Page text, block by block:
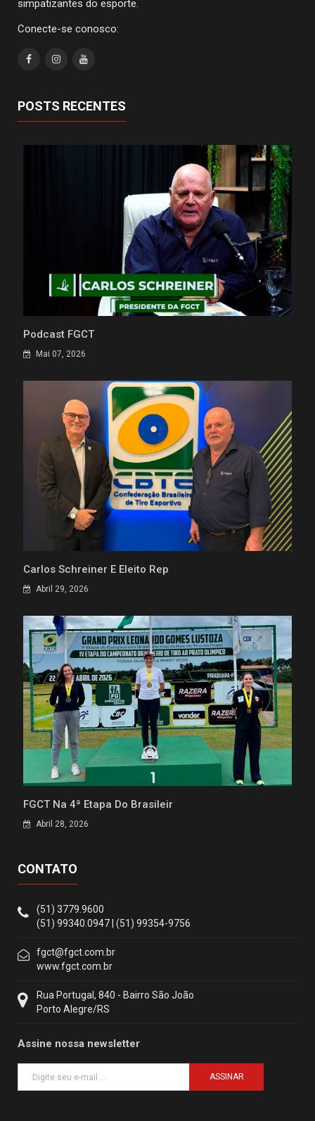
simpatizantes do esporte.
Conecte-se conosco:
POSTS RECENTES
Podcast FGCT
Mai 07, 2026
Carlos Schreiner É Eleito Rep
Abril 29, 2026
FGCT Na 4ª Etapa Do Brasileir
Abril 28, 2026
CONTATO
(51) 3779.9600
(51) 99340.0947 | (51) 99354-9756
fgct@fgct.com.br
www.fgct.com.br
Rua Portugal, 840 - Bairro São João
Porto Alegre/RS
Assine nossa newsletter
ASSINAR